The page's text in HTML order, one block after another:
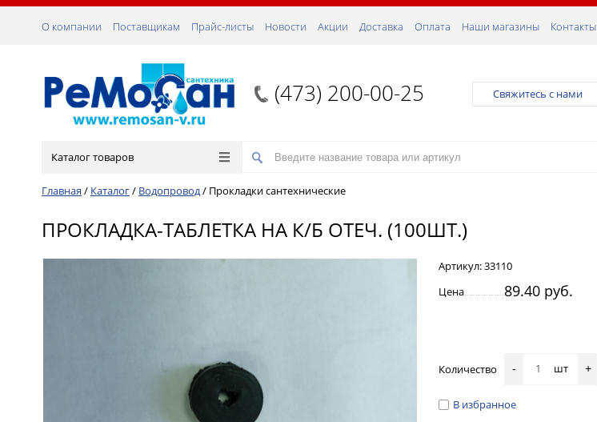
О компании Поставщикам Прайс-листы Новости Акции Доставка Оплата Наши магазины Контакты
(473) 200-00-25 Свяжитесь с нами
Каталог товаров
Главная / Каталог/ Водопровод/ Прокладки сантехнические
ПРОКЛАДКА-ТАБЛЕТКА НА К/Б ОТЕЧ. (100ШТ.)
Артикул:33110
Цена
89.40 руб.
Количество - шт +
В избранное